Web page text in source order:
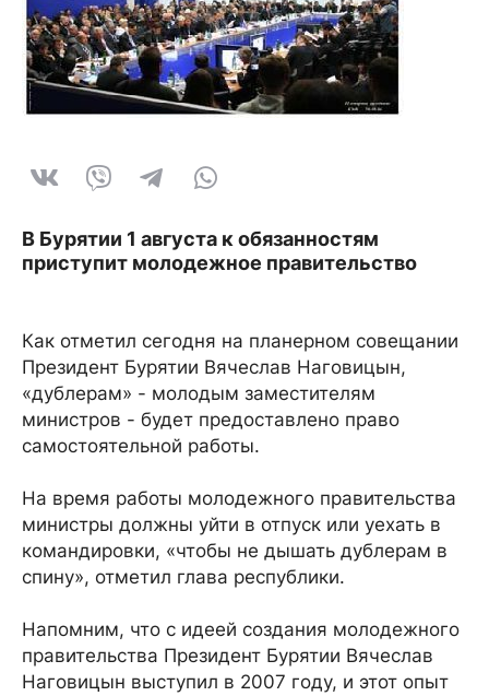
В Бурятии 1 августа к обязанностям
приступит молодежное правительство
Как отметил сегодня на планерном совещании
Президент Бурятии Вячеслав Наговицын,
«дублерам» - молодым заместителям
министров - будет предоставлено право
самостоятельной работы.
На время работы молодежного правительства
министры должны уйти в отпуск или уехать в
командировки, «чтобы не дышать дублерам в
спину», отметил глава республики.
Напомним, что с идеей создания молодежного
правительства Президент Бурятии Вячеслав
Наговицын выступил в 2007 году, и этот опыт